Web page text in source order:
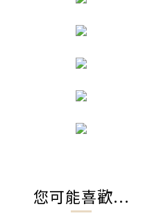
您可能喜歡...